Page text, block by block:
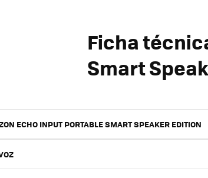
Ficha
Smart
ECHO INPUT PORTABLE SMART SPEAKER EDITION